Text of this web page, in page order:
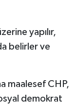
yapılır,
belirler ve
maalesef CHP,
demokrat